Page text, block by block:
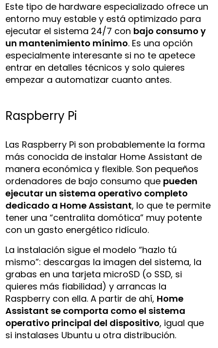
Este tipo de hardware especializado ofrece un
entorno muy estable y está optimizado para
ejecutar el sistema 24/7 con bajo consumo y
un mantenimiento mínimo. Es una opción
especialmente interesante si no te apetece
entrar en detalles técnicos y solo quieres
empezar a automatizar cuanto antes.
Raspberry Pi
Las Raspberry Pi son probablemente la forma
más conocida de instalar Home Assistant de
manera económica y flexible. Son pequeños
ordenadores de bajo consumo que pueden
ejecutar un sistema operativo completo
dedicado a Home Assistant, lo que te permite
tener una “centralita domótica” muy potente
con un gasto energético ridículo.
La instalación sigue el modelo “hazlo tú
mismo”: descargas la imagen del sistema, la
grabas en una tarjeta microSD (o SSD, si
quieres más fiabilidad) y arrancas la
Raspberry con ella. A partir de ahí, Home
Assistant se comporta como el sistema
operativo principal del dispositivo, igual que
si instalases Ubuntu u otra distribución.